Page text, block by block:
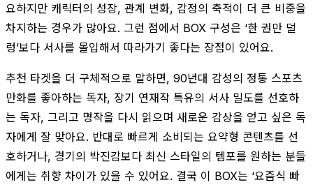
요하지만 캐릭터의 성장, 관계 변화, 감정의 축적이 더 큰 비중을
차지하는 경우가 많아요. 그런 점에서 BOX 구성은 ‘한 권만 덜
렁’보다 서사를 몰입해서 따라가기 좋다는 장점이 있어요.
추천 타겟을 더 구체적으로 말하면, 90년대 감성의 정통 스포츠
만화를 좋아하는 독자, 장기 연재작 특유의 서사 밀도를 선호하
는 독자, 그리고 명작을 다시 읽으며 새로운 감상을 얻고 싶은 독
자에게 잘 맞아요. 반대로 빠르게 소비되는 요약형 콘텐츠를 선
호하거나, 경기의 박진감보다 최신 스타일의 템포를 원하는 분들
에게는 취향 차이가 있을 수 있어요. 결국 이 BOX는 ‘요즘식 빠